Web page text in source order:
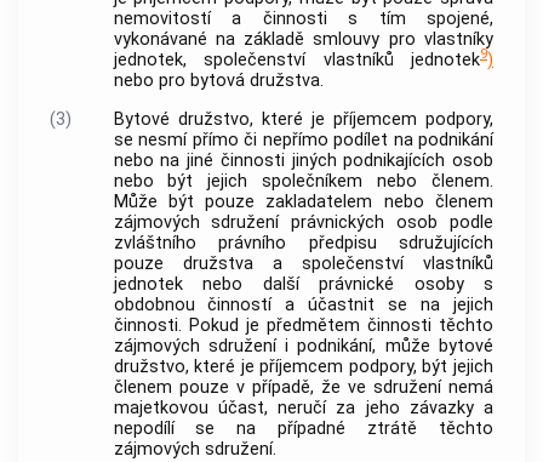
nemovitostía činnosti s tím spojené,
vykonávané na základě smlouvy pro vlastníky
jednotek, společenství vlastníků jednotek9)
nebo pro bytová družstva.
(3)
Bytové družstvo, které je příjemcem podpory,
se nesmí přímo či nepřímo podílet na podnikání
nebo na jiné činnosti jiných podnikajících osob
nebo být jejich společníkem nebo členem.
Může být pouze zakladatelem nebo členem
zájmových sdružení právnických osob podle
zvláštního právního předpisu sdružujících
pouze družstva a společenství vlastníků
jednotek nebo další právnické osoby s
obdobnou činností a účastnit se na jejich
činnosti. Pokud je předmětem činnosti těchto
zájmových sdružení i podnikání, může bytové
družstvo, které je příjemcem podpory, být jejich
členem pouze v případě, že ve sdružení nemá
majetkovou účast, neručí za jeho závazky a
nepodílí se na případné ztrátě těchto
zájmových sdružení.